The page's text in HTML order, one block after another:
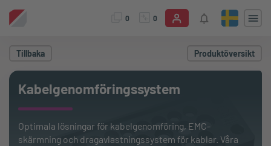
0 0
Tillbaka Produktöversikt
Kabelgenomföringssystem
Optimala lösningar för kabelgenomföring, EMC-
skärmning och dragavlastningssystem för kablar. Våra